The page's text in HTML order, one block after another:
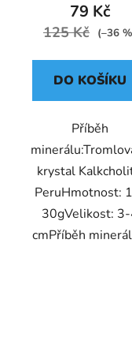
79 Kč
125 Kč (–36
DO KOŠÍKU
Příběh
krystal
PeruHmotnost:
30gVelikost:
cmPříběh